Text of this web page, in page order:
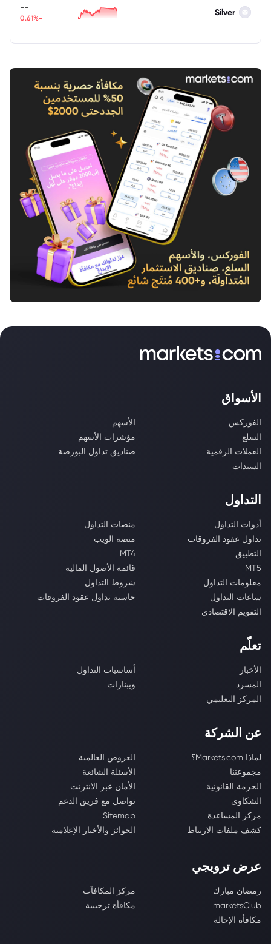
Silver
--
-0.61%
الأسواق
الفوركس
الأسهم
السلع
مؤشرات الأسهم
العملات الرقمية
صناديق تداول البورصة
السندات
التداول
أدوات التداول
منصات التداول
تداول عقود الفروقات
منصة الويب
التطبيق
MT4
MT5
قائمة الأصول المالية
معلومات التداول
شروط التداول
ساعات التداول
حاسبة تداول عقود الفروقات
التقويم الاقتصادي
تعلّم
الأخبار
أساسيات التداول
المسرد
ويبنارات
المركز التعليمي
عن الشركة
لماذا Markets.com؟
العروض العالمية
مجموعتنا
الأسئلة الشائعة
الحزمة القانونية
الأمان عبر الانترنت
الشكاوى
تواصل مع فريق الدعم
مركز المساعدة
Sitemap
كشف ملفات الارتباط
الجوائز والأخبار الإعلامية
عرض ترويجي
رمضان مبارك
مركز المكافآت
marketsClub
مكافأة ترحيبية
مكافأة الإحالة